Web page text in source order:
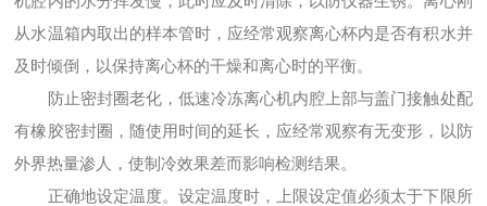
从水温箱内取出的样本管时，应经常观察离心杯内是否有积水并
及时倾倒，以保持离心杯的干燥和离心时的平衡。
防止密封圈老化，低速冷冻离心机内腔上部与盖门接触处配
有橡胶密封圈，随使用时间的延长，应经常观察有无变形，以防
外界热量渗人，使制冷效果差而影响检测结果。
正确地设定温度。设定温度时，上限设定值必须太于下限所